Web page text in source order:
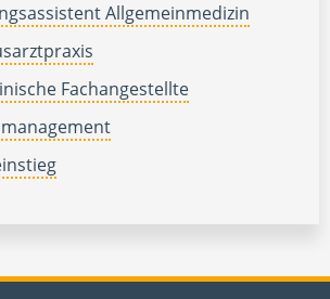
Allgemeinmedizin
Fachangestellte